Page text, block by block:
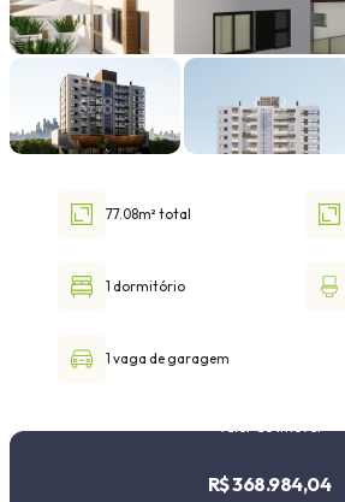
Faixa de valor
30.000,00 até
77.08m² total
1 dormitório
1 vaga de garagem
R$ 368.984,04